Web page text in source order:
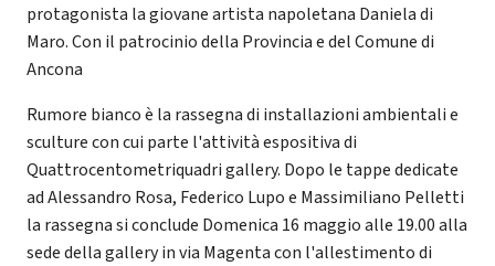
protagonista la giovane artista napoletana Daniela di
Maro. Con il patrocinio della Provincia e del Comune di
Ancona
Rumore bianco è la rassegna di installazioni ambientali e
sculture con cui parte l'attività espositiva di
Quattrocentometriquadri gallery. Dopo le tappe dedicate
ad Alessandro Rosa, Federico Lupo e Massimiliano Pelletti
la rassegna si conclude Domenica 16 maggio alle 19.00 alla
sede della gallery in via Magenta con l'allestimento di